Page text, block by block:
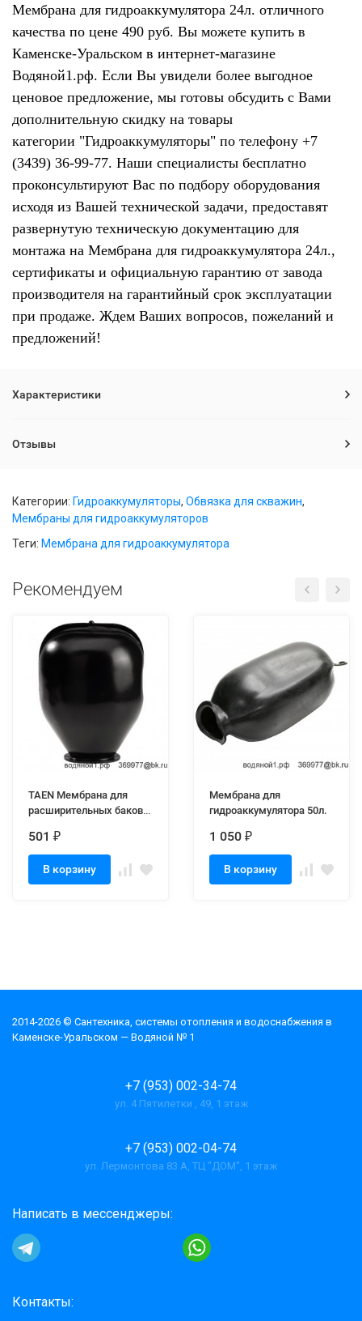
Мембрана для гидроаккумулятора 24л. отличного
качества по цене 490 руб. Вы можете купить в
Каменске-Уральском в интернет-магазине
Водяной1.рф. Если Вы увидели более выгодное
ценовое предложение, мы готовы обсудить с Вами
дополнительную скидку на товары
категории "Гидроаккумуляторы" по телефону +7
(3439) 36-99-77. Наши специалисты бесплатно
проконсультируют Вас по подбору оборудования
исходя из Вашей технической задачи, предоставят
развернутую техническую документацию для
монтажа на Мембрана для гидроаккумулятора 24л.,
сертификаты и официальную гарантию от завода
производителя на гарантийный срок эксплуатации
при продаже. Ждем Ваших вопросов, пожеланий и
предложений!
Характеристики
Отзывы
Категории: Гидроаккумуляторы, Обвязка для скважин,
Мембраны для гидроаккумуляторов
Теги: Мембрана для гидроаккумулятора
Рекомендуем
TAEN Мембрана для
расширительных баков
диаметром 92 мм
501 ₽
В корзину
Мембрана для
гидроаккумулятора 50л.
1 050 ₽
В корзину
2014-2026 © Cантехника, системы отопления и водоснабжения в
Каменске-Уральском — Водяной № 1
+7 (953) 002-34-74
ул. 4 Пятилетки , 49, 1 этаж
+7 (953) 002-04-74
ул. Лермонтова 83 А, ТЦ "ДОМ", 1 этаж
Написать в мессенджеры:
Контакты: